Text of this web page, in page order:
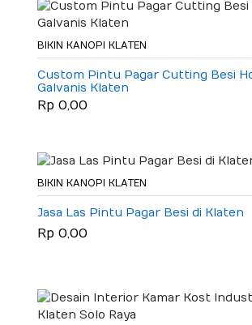
BIKIN KANOPI KLATEN
Custom Pintu Pagar Cutting Besi
Galvanis Klaten
Rp 0,00
BIKIN KANOPI KLATEN
Jasa Las Pintu Pagar Besi di Klaten
Rp 0,00